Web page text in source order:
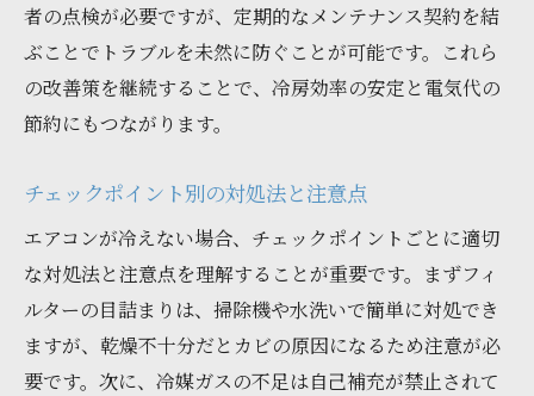
者の点検が必要ですが、定期的なメンテナンス契約を結
ぶことでトラブルを未然に防ぐことが可能です。これら
の改善策を継続することで、冷房効率の安定と電気代の
節約にもつながります。
チェックポイント別の対処法と注意点
エアコンが冷えない場合、チェックポイントごとに適切
な対処法と注意点を理解することが重要です。まずフィ
ルターの目詰まりは、掃除機や水洗いで簡単に対処でき
ますが、乾燥不十分だとカビの原因になるため注意が必
要です。次に、冷媒ガスの不足は自己補充が禁止されて